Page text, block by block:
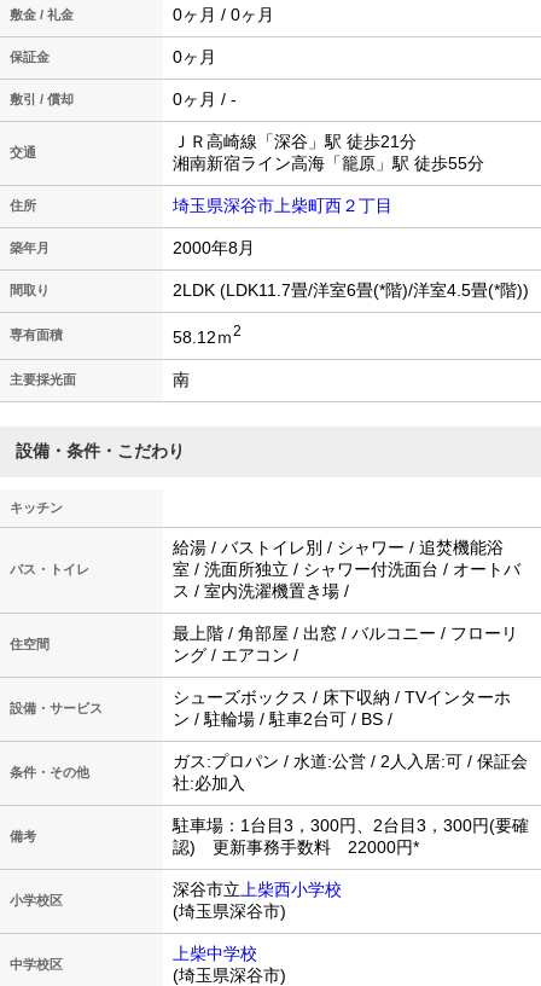
敷金 / 礼金 0ヶ月 / 0ヶ月
保証金 0ヶ月
敷引 / 償却 0ヶ月 / -
交通
ＪＲ高崎線「深谷」駅 徒歩21分
湘南新宿ライン高海「籠原」駅 徒歩55分
住所 埼玉県深谷市上柴町西２丁目
築年月 2000年8月
間取り 2LDK (LDK11.7畳/洋室6畳(*階)/洋室4.5畳(*階))
専有面積 58.12ｍ2
主要採光面 南
設備・条件・こだわり
キッチン
バス・トイレ
給湯 / バストイレ別 / シャワー / 追焚機能浴
室 / 洗面所独立 / シャワー付洗面台 / オートバ
ス / 室内洗濯機置き場 /
住空間
最上階 / 角部屋 / 出窓 / バルコニー / フローリ
ング / エアコン /
設備・サービス
シューズボックス / 床下収納 / TVインターホ
ン / 駐輪場 / 駐車2台可 / BS /
条件・その他
ガス:プロパン / 水道:公営 / 2人入居:可 / 保証会
社:必加入
備考
駐車場：1台目3，300円、2台目3，300円(要確
認) 更新事務手数料 22000円*
小学校区
深谷市立 上柴西小学校
(埼玉県深谷市)
中学校区
上柴中学校
(埼玉県深谷市)